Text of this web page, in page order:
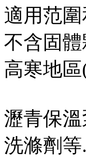
適用范
不含固
高寒地
瀝青保溫
洗滌劑等.